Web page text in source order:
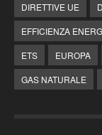
DIRETTIVE UE
EFFICIENZA
ETS
EUROPA
GAS NATURALE